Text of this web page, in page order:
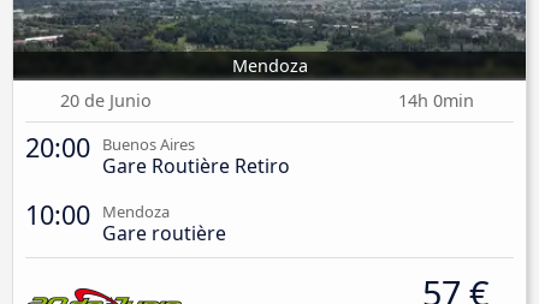
Mendoza
20 de Junio
14h 0min
20:00 Buenos Aires
Gare Routière Retiro
10:00 Mendoza
Gare routière
57 €